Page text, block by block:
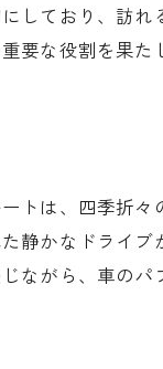
しており、訪れ
要な役割を果
トは、四季折
静かなドライ
ながら、車の